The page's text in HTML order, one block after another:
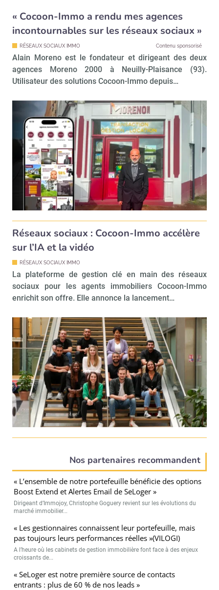
« Cocoon-Immo a rendu mes agences
incontournables sur les réseaux sociaux »
RÉSEAUX SOCIAUX IMMO Contenu sponsorisé
Alain Moreno est le fondateur et dirigeant des deux
agences Moreno 2000 à Neuilly-Plaisance (93).
Utilisateur des solutions Cocoon-Immo depuis…
Réseaux sociaux : Cocoon-Immo accélère
sur l’IA et la vidéo
RÉSEAUX SOCIAUX IMMO
La plateforme de gestion clé en main des réseaux
sociaux pour les agents immobiliers Cocoon-Immo
enrichit son offre. Elle annonce la lancement…
Nos partenaires recommandent
« L’ensemble de notre portefeuille bénéficie des options
Boost Extend et Alertes Email de SeLoger »
Dirigeant d’Immojoy, Christophe Goguery revient sur les évolutions du
marché immobilier...
« Les gestionnaires connaissent leur portefeuille, mais
pas toujours leurs performances réelles »(VILOGI)
A l’heure où les cabinets de gestion immobilière font face à des enjeux
croissants de...
« SeLoger est notre première source de contacts
entrants : plus de 60 % de nos leads »